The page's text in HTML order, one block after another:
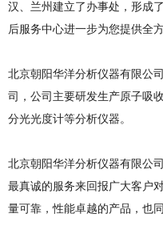
汉、兰州建立了办事处，形成
后服务中心进一步为您提供全
北京朝阳华洋分析仪器有限公
司，公司主要研发生产原子吸
分光光度计等分析仪器。
北京朝阳华洋分析仪器有限公
最真诚的服务来回报广大客户
量可靠，性能卓越的产品，也